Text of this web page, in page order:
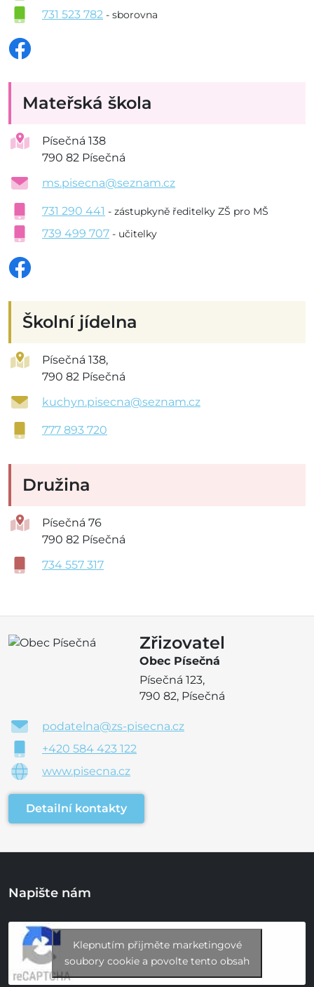
731 523 782 - sborovna
Mateřská škola
Písečná 138
790 82 Písečná
ms.pisecna@seznam.cz
731 290 441 - zástupkyně ředitelky ZŠ pro MŠ
739 499 707 - učitelky
Školní jídelna
Písečná 138,
790 82 Písečná
kuchyn.pisecna@seznam.cz
777 893 720
Družina
Písečná 76
790 82 Písečná
734 557 317
Zřizovatel
Obec Písečná
Písečná 123,
790 82, Písečná
podatelna@zs-pisecna.cz
+420 584 423 122
www.pisecna.cz
Detailní kontakty
Napište nám
Klepnutím přijměte marketingové
soubory cookie a povolte tento obsah